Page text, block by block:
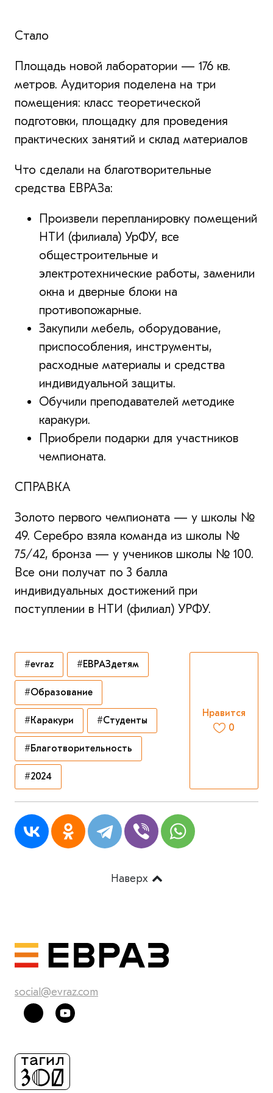
Стало
Площадь новой лаборатории — 176 кв.
метров. Аудитория поделена на три
помещения: класс теоретической
подготовки, площадку для проведения
практических занятий и склад материалов
Что сделали на благотворительные
средства ЕВРАЗа:
Произвели перепланировку помещений
НТИ (филиала) УрФУ, все
общестроительные и
электротехнические работы, заменили
окна и дверные блоки на
противопожарные.
Закупили мебель, оборудование,
приспособления, инструменты,
расходные материалы и средства
индивидуальной защиты.
Обучили преподавателей методике
каракури.
Приобрели подарки для участников
чемпионата.
СПРАВКА
Золото первого чемпионата — у школы №
49. Серебро взяла команда из школы №
75/42, бронза — у учеников школы № 100.
Все они получат по 3 балла
индивидуальных достижений при
поступлении в НТИ (филиал) УРФУ.
#evraz #ЕВРАЗдетям
#Образование
#Каракури #Студенты
#Благотворительность
#2024
Нравится
0
Наверх
social@evraz.com